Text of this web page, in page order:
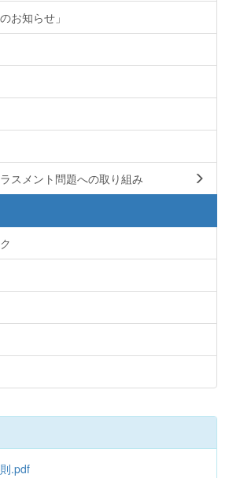
お知らせ」
スメント問題への取り組み
.pdf